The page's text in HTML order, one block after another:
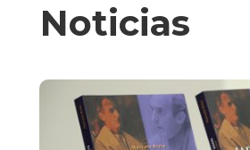
Noticias